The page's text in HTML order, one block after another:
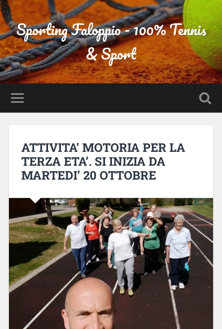
Sporting Faloppio - 100% Tennis
& Sport
ATTIVITA’ MOTORIA PER LA
TERZA ETA’. SI INIZIA DA
MARTEDI’ 20 OTTOBRE